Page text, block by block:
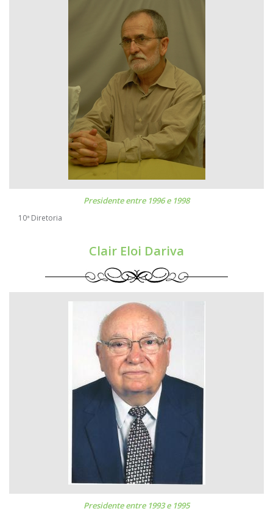
Presidente entre 1996 e 1998
10ª Diretoria
Clair Eloi Dariva
Presidente entre 1993 e 1995